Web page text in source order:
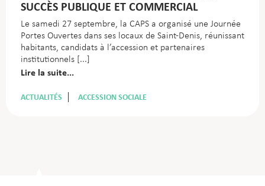
SUCCÈS PUBLIQUE ET COMMERCIAL
Le samedi 27 septembre, la CAPS a organisé une Journée
Portes Ouvertes dans ses locaux de Saint-Denis, réunissant
habitants, candidats à l’accession et partenaires
institutionnels
Lire la suite...
ACTUALITÉS ACCESSION SOCIALE